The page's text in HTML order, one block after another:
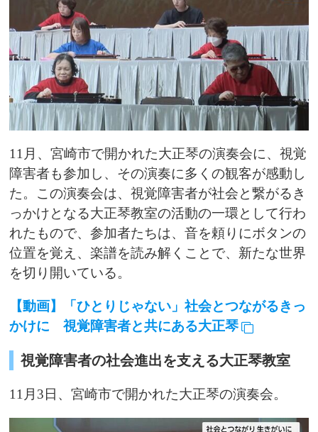
11月、宮崎市で開かれた大正琴の演奏会に、視覚
障害者も参加し、その演奏に多くの観客が感動し
た。この演奏会は、視覚障害者が社会と繋がるき
っかけとなる大正琴教室の活動の一環として行わ
れたもので、参加者たちは、音を頼りにボタンの
位置を覚え、楽譜を読み解くことで、新たな世界
を切り開いている。
【動画】「ひとりじゃない」社会とつながるきっ
かけに 視覚障害者と共にある大正琴
視覚障害者の社会進出を支える大正琴教室
11月3日、宮崎市で開かれた大正琴の演奏会。